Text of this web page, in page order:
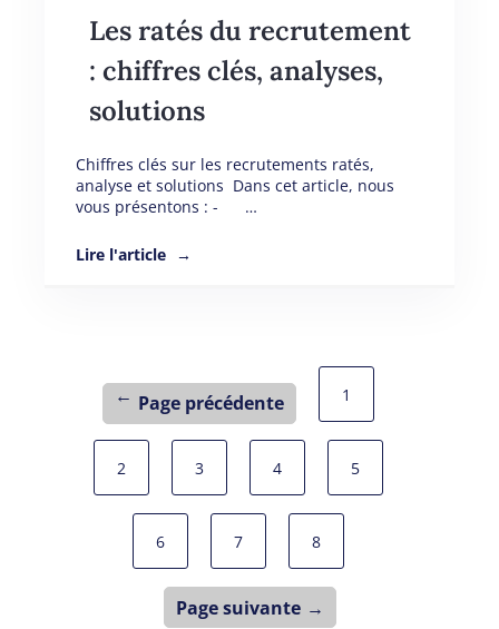
Les ratés du recrutement
: chiffres clés, analyses,
solutions
Chiffres clés sur les recrutements ratés,
analyse et solutions Dans cet article, nous
vous présentons : - …
Lire l'article
Page précédente 1
2 3 4 5
6 7 8
Page suivante